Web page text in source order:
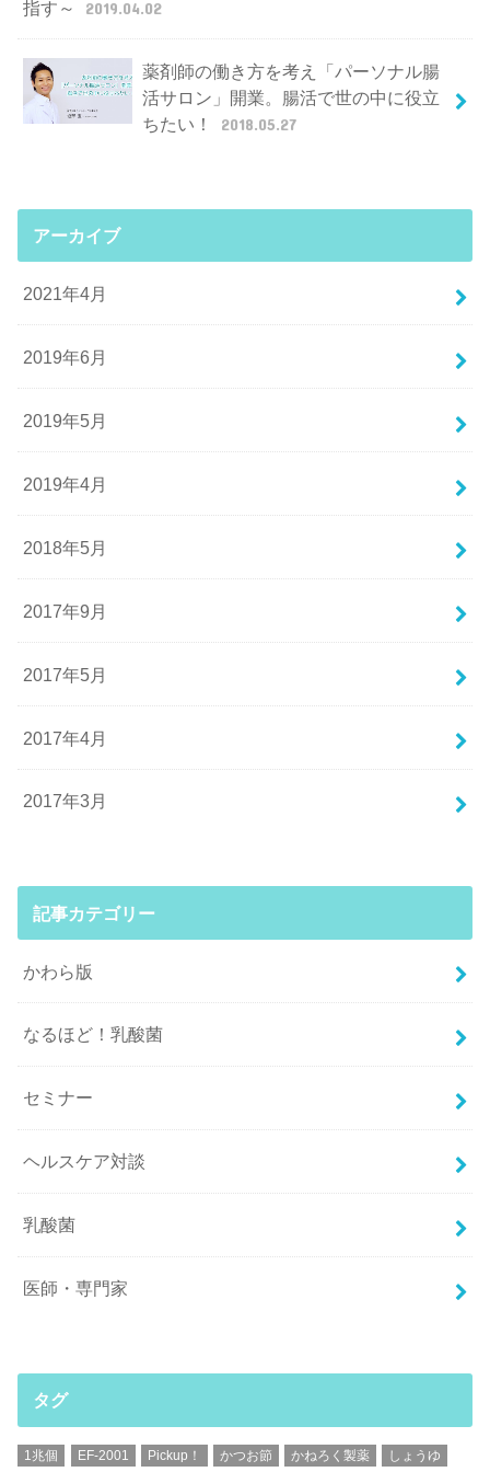
指す～ 2019.04.02
薬剤師の働き方を考え「パーソナル腸
活サロン」開業。腸活で世の中に役立
ちたい！
2018.05.27
アーカイブ
2021年4月
2019年6月
2019年5月
2019年4月
2018年5月
2017年9月
2017年5月
2017年4月
2017年3月
記事カテゴリー
かわら版
なるほど！乳酸菌
セミナー
ヘルスケア対談
乳酸菌
医師・専門家
タグ
1兆個 EF-2001 Pickup！ かつお節 かねろく製薬 しょうゆ